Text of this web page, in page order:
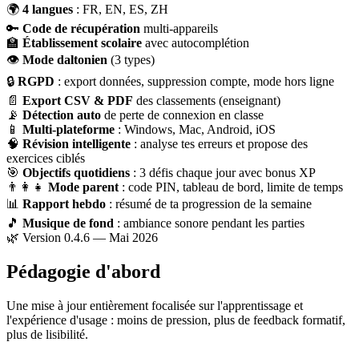
🌍 4 langues : FR, EN, ES, ZH
🔑 Code de récupération multi-appareils
🏫 Établissement scolaire avec autocomplétion
👁 Mode daltonien (3 types)
🔒 RGPD : export données, suppression compte, mode hors ligne
📄 Export CSV & PDF des classements (enseignant)
📡 Détection auto de perte de connexion en classe
📱 Multi-plateforme : Windows, Mac, Android, iOS
🧠 Révision intelligente : analyse tes erreurs et propose des
exercices ciblés
🎯 Objectifs quotidiens : 3 défis chaque jour avec bonus XP
👨‍👩‍👧 Mode parent : code PIN, tableau de bord, limite de temps
📊 Rapport hebdo : résumé de ta progression de la semaine
🎵 Musique de fond : ambiance sonore pendant les parties
🌿 Version 0.4.6 — Mai 2026
Pédagogie d'abord
Une mise à jour entièrement focalisée sur l'apprentissage et
l'expérience d'usage : moins de pression, plus de feedback formatif,
plus de lisibilité.